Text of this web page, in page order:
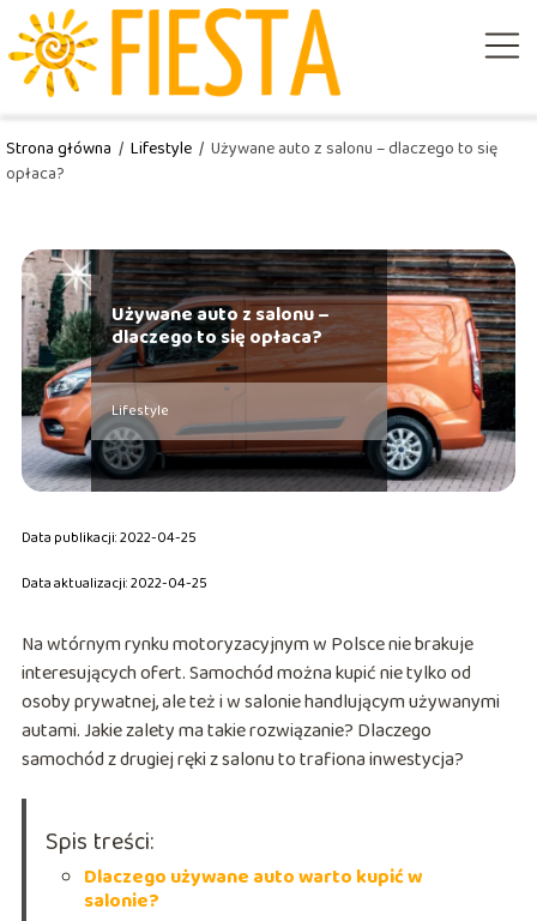
Strona główna / Lifestyle / Używane auto z salonu – dlaczego to się
opłaca?
Używane auto z salonu –
dlaczego to się opłaca?
Lifestyle
Data publikacji: 2022-04-25
Data aktualizacji: 2022-04-25
Na wtórnym rynku motoryzacyjnym w Polsce nie brakuje
interesujących ofert. Samochód można kupić nie tylko od
osoby prywatnej, ale też i w salonie handlującym używanymi
autami. Jakie zalety ma takie rozwiązanie? Dlaczego
samochód z drugiej ręki z salonu to trafiona inwestycja?
Spis treści:
Dlaczego używane auto warto kupić w
salonie?